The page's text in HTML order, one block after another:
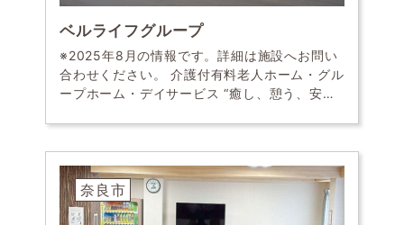
ベルライフグループ
※2025年8月の情報です。詳細は施設へお問い
合わせください。 介護付有料老人ホーム・グル
ープホーム・デイサービス “癒し、憩う、安ら
うケア 中南和地域で高齢者施設を手掛けるベ
[…]
奈良市